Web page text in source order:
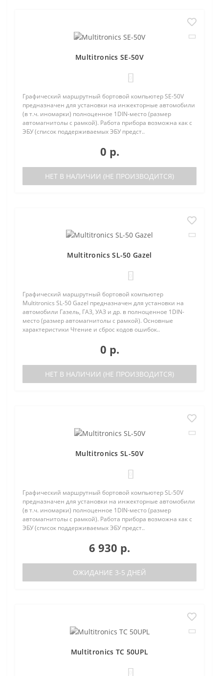
Multitronics SE-50V
Графический маршрутный бортовой компьютер SE-50V
предназначен для установки на инжекторные автомобили
(в т.ч. иномарки) полноценное 1DIN-место (размер
автомагнитолы с рамкой). Работа прибора возможна как с
ЭБУ (список поддерживаемых ЭБУ предст..
0 р.
НЕТ В НАЛИЧИИ (НЕ ПРОИЗВОДИТСЯ)
Multitronics SL-50 Gazel
Графический маршрутный бортовой компьютер
Multitronics SL-50 Gazel предназначен для установки на
автомобили Газель, ГАЗ, УАЗ и др. в полноценное 1DIN-
место (размер автомагнитолы с рамкой). Основные
характеристики Чтение и сброс кодов ошибок..
0 р.
НЕТ В НАЛИЧИИ (НЕ ПРОИЗВОДИТСЯ)
Multitronics SL-50V
Графический маршрутный бортовой компьютер SL-50V
предназначен для установки на инжекторные автомобили
(в т.ч. иномарки) полноценное 1DIN-место (размер
автомагнитолы с рамкой). Работа прибора возможна как с
ЭБУ (список поддерживаемых ЭБУ предст..
6 930 р.
ОЖИДАНИЕ 3-5 ДНЕЙ
Multitronics TC 50UPL